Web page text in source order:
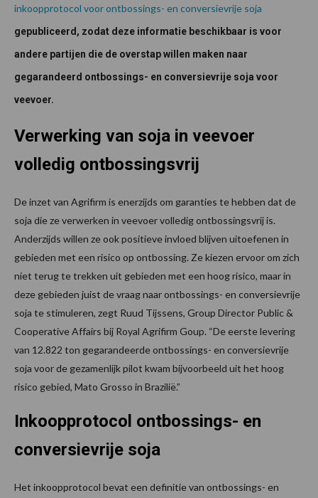
inkoopprotocol voor ontbossings- en conversievrije soja
gepubliceerd, zodat deze informatie beschikbaar is voor
andere partijen die de overstap willen maken naar
gegarandeerd ontbossings- en conversievrije soja voor
veevoer.
Verwerking van soja in veevoer
volledig ontbossingsvrij
De inzet van Agrifirm is enerzijds om garanties te hebben dat de
soja die ze verwerken in veevoer volledig ontbossingsvrij is.
Anderzijds willen ze ook positieve invloed blijven uitoefenen in
gebieden met een risico op ontbossing. Ze kiezen ervoor om zich
niet terug te trekken uit gebieden met een hoog risico, maar in
deze gebieden juist de vraag naar ontbossings- en conversievrije
soja te stimuleren, zegt Ruud Tijssens, Group Director Public &
Cooperative Affairs bij Royal Agrifirm Goup. “De eerste levering
van 12.822 ton gegarandeerde ontbossings- en conversievrije
soja voor de gezamenlijk pilot kwam bijvoorbeeld uit het hoog
risico gebied, Mato Grosso in Brazilië.”
Inkoopprotocol ontbossings- en
conversievrije soja
Het inkoopprotocol bevat een definitie van ontbossings- en